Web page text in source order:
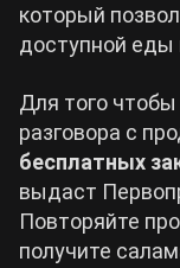
который
доступной еды
Для того чтобы
разговора с
бесплатных
выдаст
Повторяйте
получите